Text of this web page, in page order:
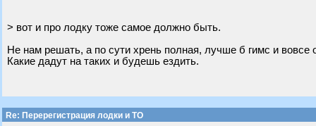
> вот и про лодку тоже самое должно быть.
Не нам решать, а по сути хрень полная, лучше б гимс и вовсе
Какие дадут на таких и будешь ездить.
Re: Перерегистрация лодки и ТО